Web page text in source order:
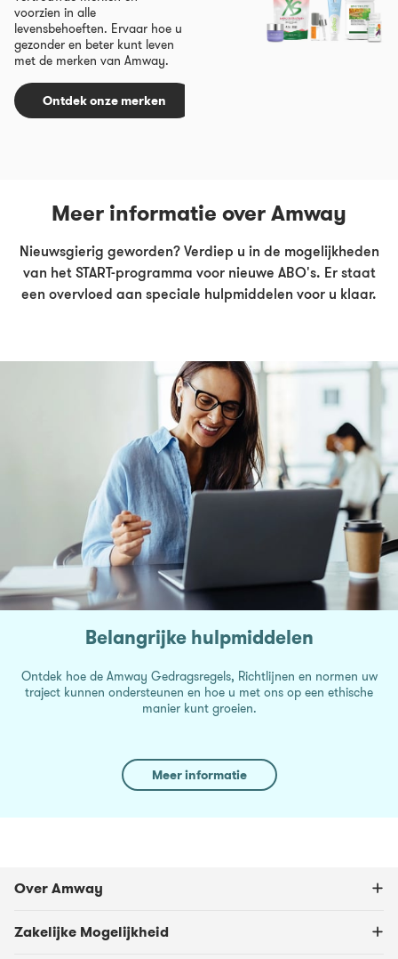
voorzien in alle
levensbehoeften. Ervaar hoe u
gezonder en beter kunt leven
met de merken van Amway.
Ontdek onze merken
Meer informatie over Amway
Nieuwsgierig geworden? Verdiep u in de mogelijkheden
van het START-programma voor nieuwe ABO's. Er staat
een overvloed aan speciale hulpmiddelen voor u klaar.
Belangrijke hulpmiddelen
Ontdek hoe de Amway Gedragsregels, Richtlijnen en normen uw
traject kunnen ondersteunen en hoe u met ons op een ethische
manier kunt groeien.
Meer informatie
Over Amway
Zakelijke Mogelijkheid